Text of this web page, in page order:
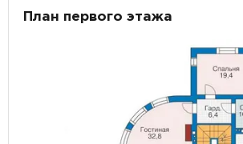
План первого этажа